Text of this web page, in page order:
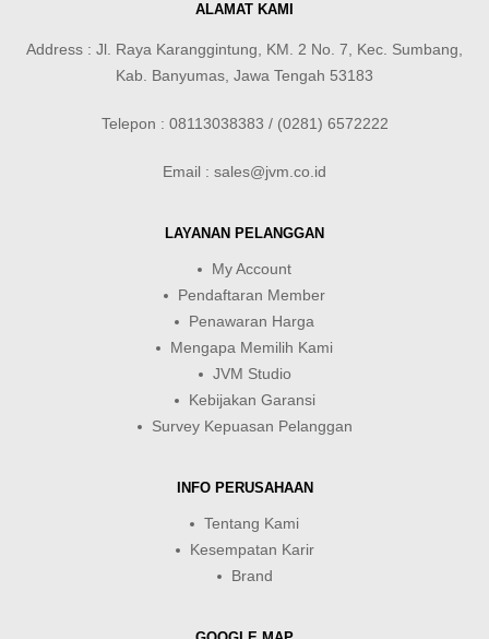
ALAMAT KAMI
Address : Jl. Raya Karanggintung, KM. 2 No. 7, Kec. Sumbang,
Kab. Banyumas, Jawa Tengah 53183
Telepon : 08113038383 / (0281) 6572222
Email : sales@jvm.co.id
LAYANAN PELANGGAN
My Account
Pendaftaran Member
Penawaran Harga
Mengapa Memilih Kami
JVM Studio
Kebijakan Garansi
Survey Kepuasan Pelanggan
INFO PERUSAHAAN
Tentang Kami
Kesempatan Karir
Brand